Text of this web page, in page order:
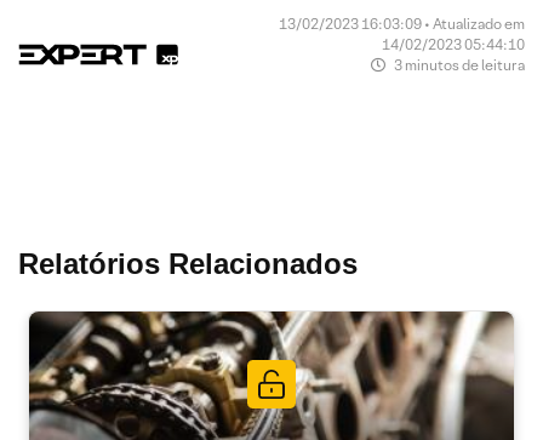
13/02/2023 16:03:09 • Atualizado em
14/02/2023 05:44:10
3 minutos de leitura
Relatórios Relacionados